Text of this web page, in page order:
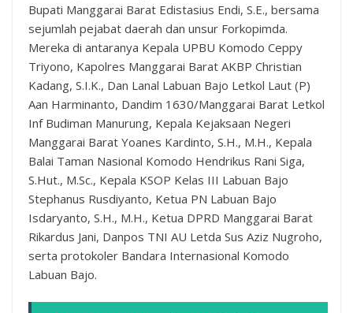
Bupati Manggarai Barat Edistasius Endi, S.E., bersama
sejumlah pejabat daerah dan unsur Forkopimda.
Mereka di antaranya Kepala UPBU Komodo Ceppy
Triyono, Kapolres Manggarai Barat AKBP Christian
Kadang, S.I.K., Dan Lanal Labuan Bajo Letkol Laut (P)
Aan Harminanto, Dandim 1630/Manggarai Barat Letkol
Inf Budiman Manurung, Kepala Kejaksaan Negeri
Manggarai Barat Yoanes Kardinto, S.H., M.H., Kepala
Balai Taman Nasional Komodo Hendrikus Rani Siga,
S.Hut., M.Sc., Kepala KSOP Kelas III Labuan Bajo
Stephanus Rusdiyanto, Ketua PN Labuan Bajo
Isdaryanto, S.H., M.H., Ketua DPRD Manggarai Barat
Rikardus Jani, Danpos TNI AU Letda Sus Aziz Nugroho,
serta protokoler Bandara Internasional Komodo
Labuan Bajo.